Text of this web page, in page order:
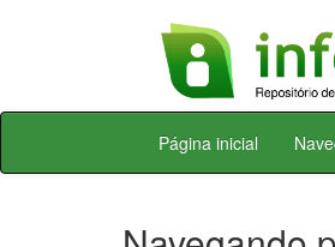
Skip
Página inicial